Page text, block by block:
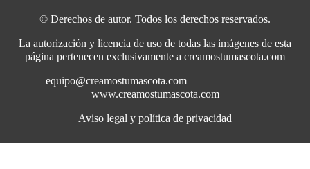
© Derechos de autor. Todos los derechos reservados.
La autorización y licencia de uso de todas las imágenes de esta
página pertenecen exclusivamente a creamostumascota.com
equipo@creamostumascota.com
www.creamostumascota.com
Aviso legal y política de privacidad